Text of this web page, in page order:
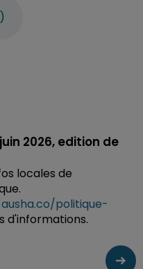
2026, edition de
locales de
ausha.co/politique-
d'informations.